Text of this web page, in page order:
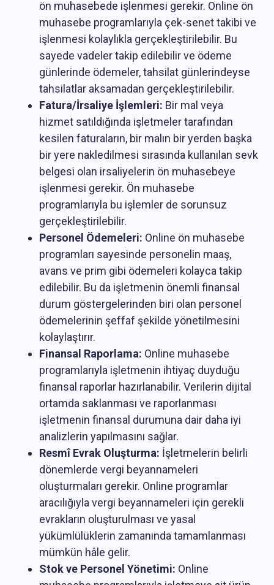
ön muhasebede işlenmesi gerekir. Online ön
muhasebe programlarıyla çek-senet takibi ve
işlenmesi kolaylıkla gerçekleştirilebilir. Bu
sayede vadeler takip edilebilir ve ödeme
günlerinde ödemeler, tahsilat günlerindeyse
tahsilatlar aksamadan gerçekleştirilebilir.
Fatura/İrsaliye İşlemleri: Bir mal veya
hizmet satıldığında işletmeler tarafından
kesilen faturaların, bir malın bir yerden başka
bir yere nakledilmesi sırasında kullanılan sevk
belgesi olan irsaliyelerin ön muhasebeye
işlenmesi gerekir. Ön muhasebe
programlarıyla bu işlemler de sorunsuz
gerçekleştirilebilir.
Personel Ödemeleri: Online ön muhasebe
programları sayesinde personelin maaş,
avans ve prim gibi ödemeleri kolayca takip
edilebilir. Bu da işletmenin önemli finansal
durum göstergelerinden biri olan personel
ödemelerinin şeffaf şekilde yönetilmesini
kolaylaştırır.
Finansal Raporlama: Online muhasebe
programlarıyla işletmenin ihtiyaç duyduğu
finansal raporlar hazırlanabilir. Verilerin dijital
ortamda saklanması ve raporlanması
işletmenin finansal durumuna dair daha iyi
analizlerin yapılmasını sağlar.
Resmî Evrak Oluşturma: İşletmelerin belirli
dönemlerde vergi beyannameleri
oluşturmaları gerekir. Online programlar
aracılığıyla vergi beyannameleri için gerekli
evrakların oluşturulması ve yasal
yükümlülüklerin zamanında tamamlanması
mümkün hâle gelir.
Stok ve Personel Yönetimi: Online